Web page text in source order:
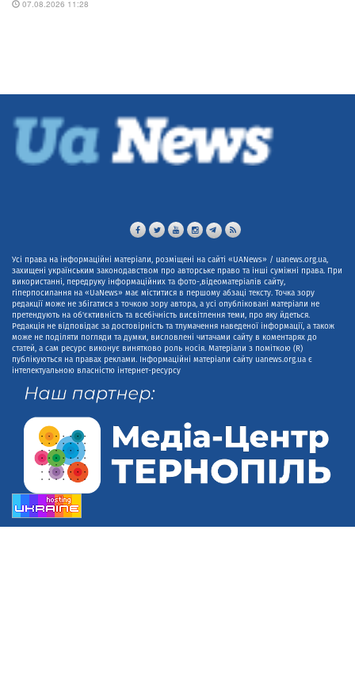
Усі права на інформаційні матеріали, розміщені на сайті «UANews» / uanews.org.ua,
захищені українським законодавством про авторське право та інші суміжні права. При
використанні, передруку інформаційних та фото-,відеоматеріалів сайту,
гіперпосилання на «UaNews» має міститися в першому абзаці тексту. Точка зору
редакції може не збігатися з точкою зору автора, а усі опубліковані матеріали не
претендують на об'єктивність та всебічність висвітлення теми, про яку йдеться.
Редакція не відповідає за достовірність та тлумачення наведеної інформації, а також
може не поділяти погляди та думки, висловлені читачами сайту в коментарях до
статей, а сам ресурс виконує винятково роль носія. Матеріали з поміткою (R)
публікуються на правах реклами. Інформаційні матеріали сайту uanews.org.ua є
інтелектуальною власністю інтернет-ресурсу